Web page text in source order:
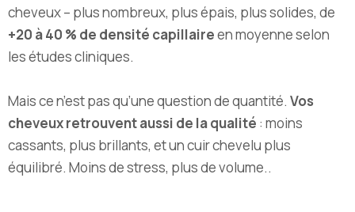
cheveux – plus nombreux, plus épais, plus solides, de
+20 à 40 % de densité capillaireen moyenne selon
les études cliniques.
Mais ce n’est pas qu’une question de quantité. Vos
cheveux retrouvent aussi de la qualité : moins
cassants, plus brillants, et un cuir chevelu plus
équilibré. Moins de stress, plus de volume..